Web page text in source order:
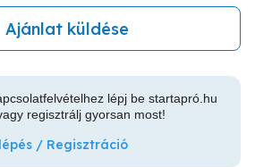
Ajánlat küldése
lépj be startapró.hu
regisztrálj gyorsan most!
/ Regisztráció